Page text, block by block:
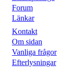
Forum
Länkar
Kontakt
Om sidan
Vanliga frågor
Efterlysningar